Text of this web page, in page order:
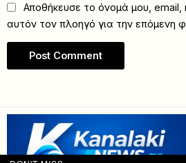
Αποθήκευσε το όνομά μου, email,
αυτόν τον πλοηγό για την επόμενη